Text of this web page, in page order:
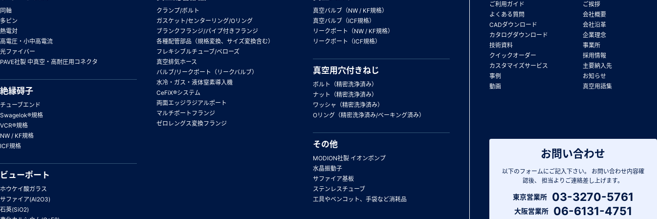
お問い合わせ
以下のフォームにご記入下さい。
お問い合わせ内容確
認後、
担当よりご連絡差し上げます。
東京営業所 03-3270-5761
大阪営業所 06-6131-4751
同軸
多ピン
熱電対
高電圧・小中高電流
光ファイバー
PAVE社製 中真空・高耐圧用コネクタ
絶縁碍子
チューブエンド
Swagelok®規格
VCR®規格
NW / KF規格
ICF規格
ビューポート
ホウケイ酸ガラス
サファイア(Al2O3)
石英(SiO2)
クランプ/ボルト
ガスケット/センターリング/Oリング
ブランクフランジ/パイプ付きフランジ
各種配管部品（規格変換、サイズ変換含む）
フレキシブルチューブ/ベローズ
真空排気ホース
バルブ/リークポート（リークバルブ）
水冷・ガス・液体窒素導入機
CeFiX®システム
両面エッジラジアルポート
マルチポートフランジ
ゼロレングス変換フランジ
真空バルブ（NW / KF規格）
真空バルブ（ICF規格）
リークポート（NW / KF規格）
リークポート（ICF規格）
真空用穴付きねじ
ボルト（精密洗浄済み）
ナット（精密洗浄済み）
ワッシャ（精密洗浄済み）
Oリング（精密洗浄済み/ベーキング済み）
その他
MODION社製 イオンポンプ
水晶振動子
サファイア基板
ステンレスチューブ
工具やベンコット、手袋など消耗品
ご利用ガイド
よくある質問
CADダウンロード
カタログダウンロード
技術資料
クイックオーダー
カスタマイズサービス
事例
動画
ご挨拶
会社概要
会社沿革
企業理念
事業所
採用情報
主要納入先
お知らせ
真空用語集